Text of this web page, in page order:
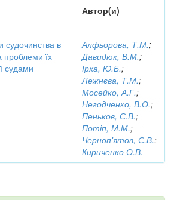
Автор(и)
судочинства в
проблеми їх
судами
Алфьорова, Т.М.;
Давидюк, В.М.;
Ірха, Ю.Б.;
Лежнєва, Т.М.;
Мосейко, А.Г.;
Негодченко, В.О.;
Пеньков, С.В.;
Потіп, М.М.;
Черноп'ятов, С.В.;
Кириченко О.В.